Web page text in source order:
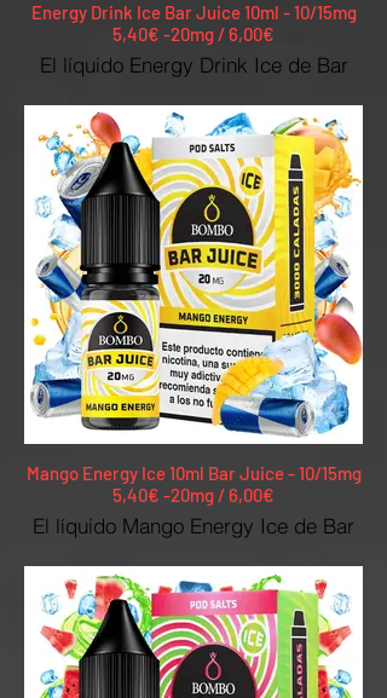
Energy Drink Ice Bar Juice 10ml - 10/15mg
5,40€ -20mg / 6,00€
El líquido Energy Drink Ice de Bar
disfrutar del apreciado sabor de la
bebida energética por excelencia,
ahora en formato e-liquid ultra
intenso y con un agradable frescor.
10mg y 20mg
Mango Energy Ice 10ml Bar Juice - 10/15mg
5,40€ -20mg / 6,00€
El líquido Mango Energy Ice de Bar
por su intenso sabor a mango
combinado con la bebida enegética
por excelencia, y un toque de
refrescante hielo.